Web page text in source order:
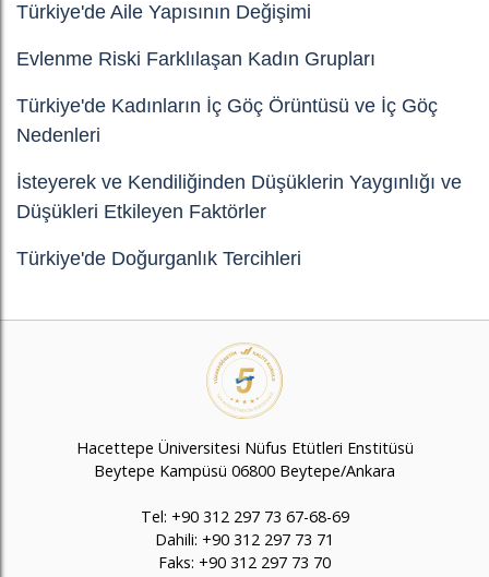
Türkiye'de Aile Yapısının Değişimi
Evlenme Riski Farklılaşan Kadın Grupları
Türkiye'de Kadınların İç Göç Örüntüsü ve İç Göç
Nedenleri
İsteyerek ve Kendiliğinden Düşüklerin Yaygınlığı ve
Düşükleri Etkileyen Faktörler
Türkiye'de Doğurganlık Tercihleri
Hacettepe Üniversitesi Nüfus Etütleri Enstitüsü
Beytepe Kampüsü 06800 Beytepe/Ankara
Tel: +90 312 297 73 67-68-69
Dahili: +90 312 297 73 71
Faks: +90 312 297 73 70